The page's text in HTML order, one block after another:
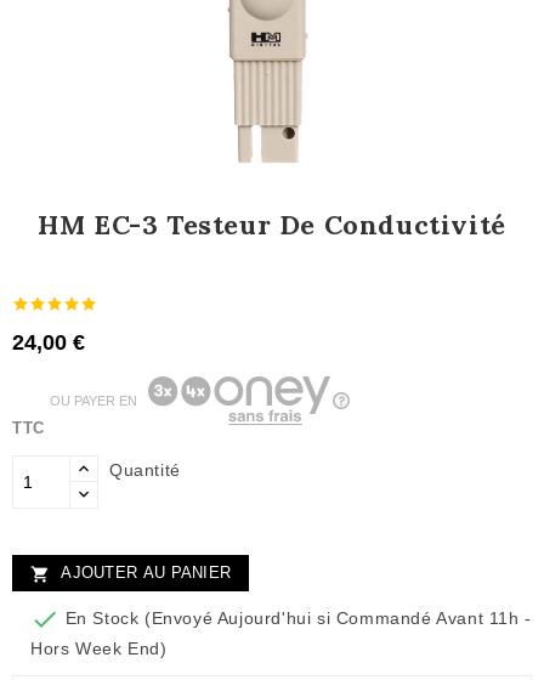
HM EC-3 Testeur De Conductivité
24,00 €
TTC
OU PAYER EN
Quantité
 AJOUTER AU PANIER
 En Stock (Envoyé Aujourd'hui si Commandé Avant 11h -
Hors Week End)